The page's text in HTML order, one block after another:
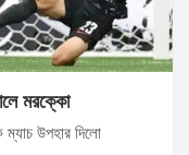
মরক্কো
উপহার দিলো